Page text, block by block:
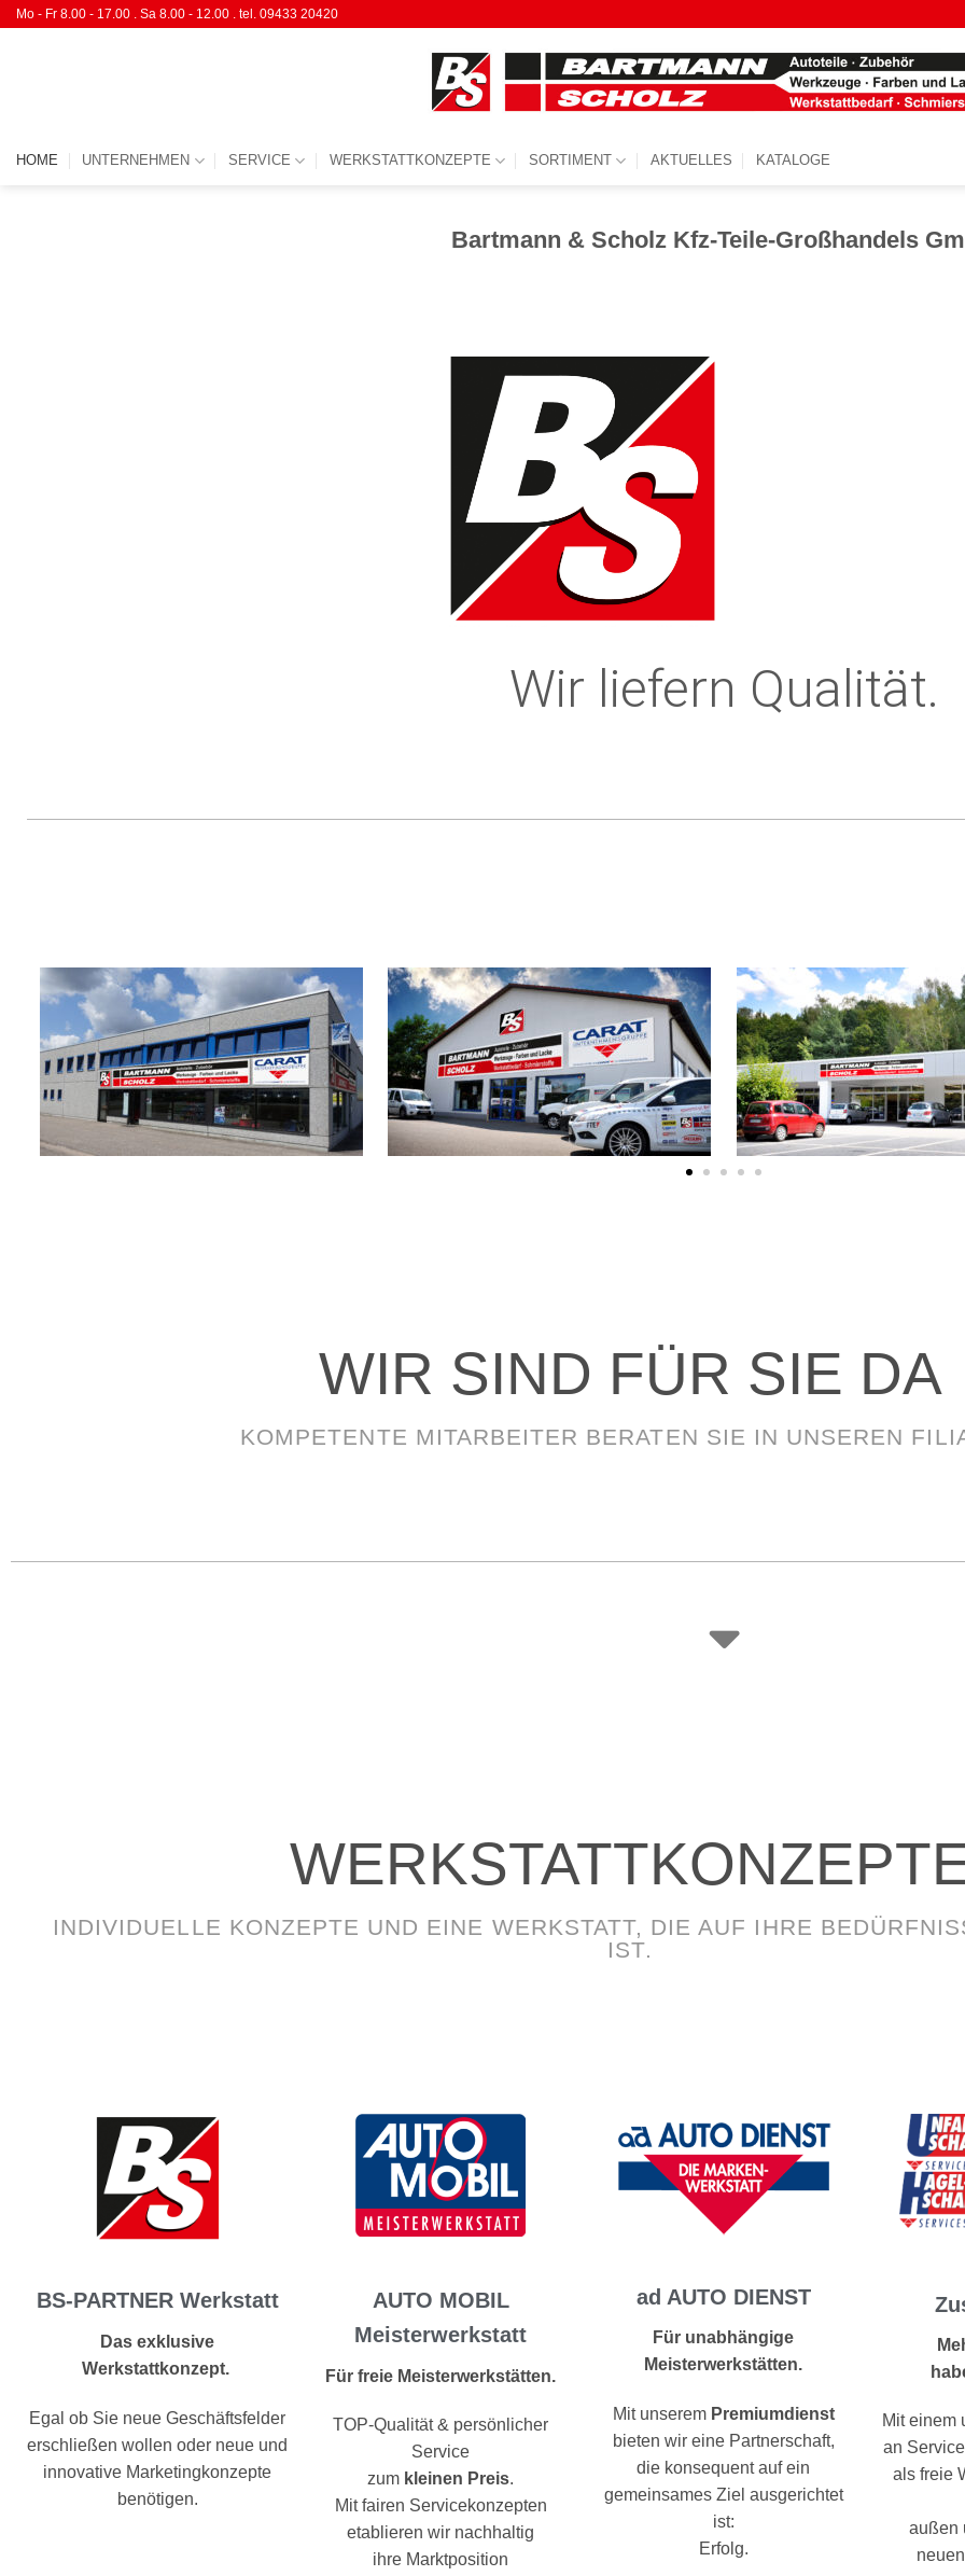
Mo - Fr 8.00 - 17.00 . Sa 8.00 - 12.00 . tel. 09433 20420
HOME UNTERNEHMEN SERVICE WERKSTATTKONZEPTE SORTIMENT AKTUELLES KATALOGE
Bartmann & Scholz Kfz-Teile-Großhandels
Wir liefern Qualität.
WIR SIND FÜR SIE DA
KOMPETENTE MITARBEITER BERATEN SIE IN UNSEREN
INDIVIDUELLE KONZEPTE UND EINE WERKSTATT, DIE AUF IHRE
IST.
BS-PARTNER Werkstatt
Das exklusive
Werkstattkonzept.
Egal ob Sie neue Geschäftsfelder
erschließen wollen oder neue und
innovative Marketingkonzepte
benötigen.
AUTO MOBIL
Meisterwerkstatt
Für freie Meisterwerkstätten.
TOP-Qualität & persönlicher
Service
zum kleinen Preis.
Mit fairen Servicekonzepten
etablieren wir nachhaltig
ihre Marktposition
ad AUTO DIENST
Für unabhängige
Meisterwerkstätten.
Mit unserem Premiumdienst
bieten wir eine Partnerschaft,
die konsequent auf ein
gemeinsames Ziel ausgerichtet
ist:
Erfolg.
Mit einem
an
als freie
außen